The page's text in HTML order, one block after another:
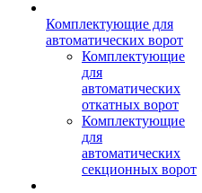
Комплектующие для
автоматических ворот
Комплектующие
для
автоматических
откатных ворот
Комплектующие
для
автоматических
секционных ворот